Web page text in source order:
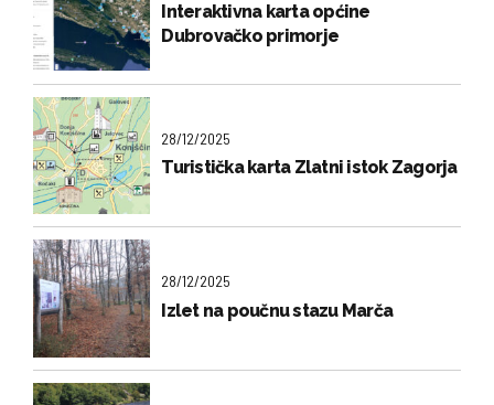
Interaktivna karta općine
Dubrovačko primorje
28/12/2025
Turistička karta Zlatni istok Zagorja
28/12/2025
Izlet na poučnu stazu Marča